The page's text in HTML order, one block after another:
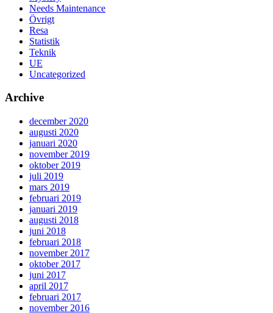
Needs Maintenance
Övrigt
Resa
Statistik
Teknik
UE
Uncategorized
Archive
december 2020
augusti 2020
januari 2020
november 2019
oktober 2019
juli 2019
mars 2019
februari 2019
januari 2019
augusti 2018
juni 2018
februari 2018
november 2017
oktober 2017
juni 2017
april 2017
februari 2017
november 2016